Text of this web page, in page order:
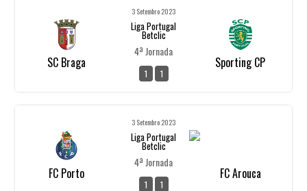
SC Braga
3 Setembro 2023
Liga Portugal
Betclic
4ª Jornada
1 1
Sporting CP
FC Porto
3 Setembro 2023
Liga Portugal
Betclic
4ª Jornada
1 1
FC Arouca